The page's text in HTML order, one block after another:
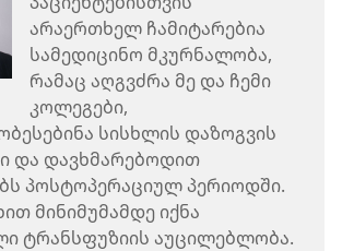
არაერთხელ ჩამიტარებია
სამედიცინო მკურნალობა,
რამაც აღგვძრა მე და ჩემი
კოლეგები,
სისხლის დაზოგვის
და დავხმარებოდით
პოსტოპერაციულ პერიოდში.
მინიმუმამდე იქნა
ტრანსფუზიის აუცილებლობა.